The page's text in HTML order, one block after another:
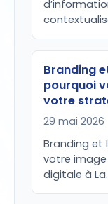
Branding
pourquoi
votre
29 mai 2026
Branding et
votre
digitale à